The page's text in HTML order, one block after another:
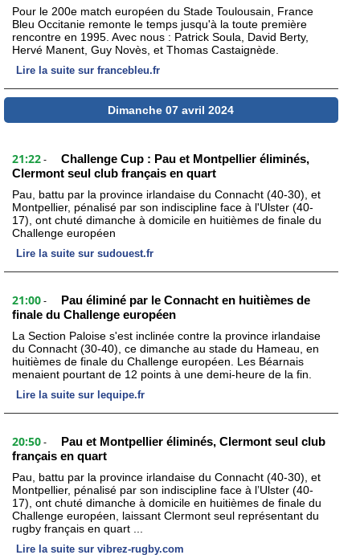
Pour le 200e match européen du Stade Toulousain, France
Bleu Occitanie remonte le temps jusqu'à la toute première
rencontre en 1995. Avec nous : Patrick Soula, David Berty,
Hervé Manent, Guy Novès, et Thomas Castaignède.
Lire la suite sur francebleu.fr
Dimanche 07 avril 2024
21:22 -
Challenge Cup : Pau et Montpellier éliminés,
Clermont seul club français en quart
Pau, battu par la province irlandaise du Connacht (40-30), et
Montpellier, pénalisé par son indiscipline face à l'Ulster (40-
17), ont chuté dimanche à domicile en huitièmes de finale du
Challenge européen
Lire la suite sur sudouest.fr
21:00 -
Pau éliminé par le Connacht en huitièmes de
finale du Challenge européen
La Section Paloise s'est inclinée contre la province irlandaise
du Connacht (30-40), ce dimanche au stade du Hameau, en
huitièmes de finale du Challenge européen. Les Béarnais
menaient pourtant de 12 points à une demi-heure de la fin.
Lire la suite sur lequipe.fr
20:50 -
Pau et Montpellier éliminés, Clermont seul club
français en quart
Pau, battu par la province irlandaise du Connacht (40-30), et
Montpellier, pénalisé par son indiscipline face à l’Ulster (40-
17), ont chuté dimanche à domicile en huitièmes de finale du
Challenge européen, laissant Clermont seul représentant du
rugby français en quart ...
Lire la suite sur vibrez-rugby.com